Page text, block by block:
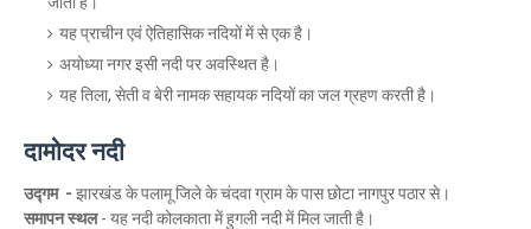
यह प्राचीन एवं ऐतिहासिक नदियों में से एक है।
अयोध्या नगर इसी नदी पर अवस्थित है।
यह तिला, सेती व बेरी नामक सहायक नदियों का जल ग्रहण करती है।
दामोदर नदी
उद्गम- झारखंड के पलामू जिले के चंदवा ग्राम के पास छोटा नागपुर पठार से।
समापन स्थल- यह नदी कोलकाता में हुगली नदी में मिल जाती है।